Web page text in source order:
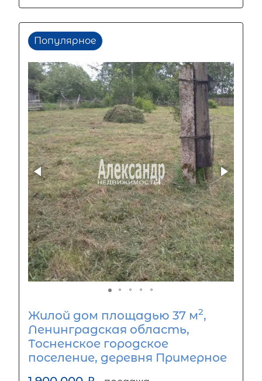
Популярное
Жилой дом площадью 37 м2,
Ленинградская область,
Тосненское городское
поселение, деревня Примерное